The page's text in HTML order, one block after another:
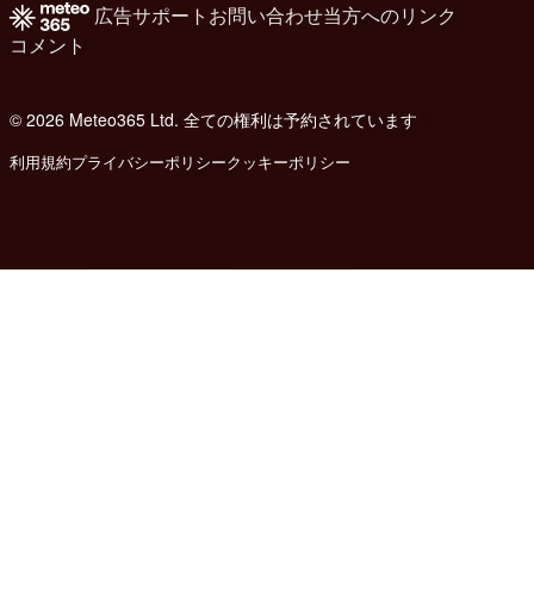
広告サポート お問い合わせ当方へのリンク
コメント
© 2026 Meteo365 Ltd. 全ての権利は予約されています
利用規約プライバシーポリシークッキーポリシー